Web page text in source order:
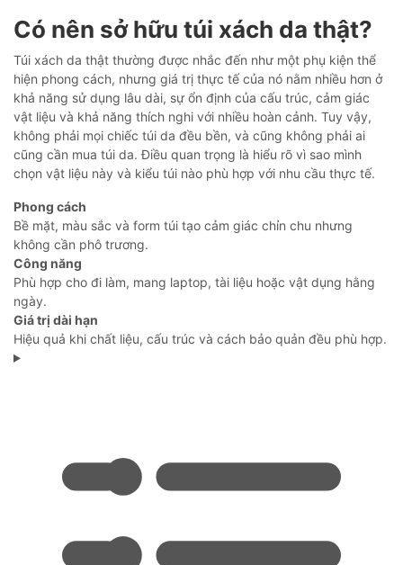
Có nên sở hữu túi xách da thật?
Túi xách da thật thường được nhắc đến như một phụ kiện thể
hiện phong cách, nhưng giá trị thực tế của nó nằm nhiều hơn ở
khả năng sử dụng lâu dài, sự ổn định của cấu trúc, cảm giác
vật liệu và khả năng thích nghi với nhiều hoàn cảnh. Tuy vậy,
không phải mọi chiếc túi da đều bền, và cũng không phải ai
cũng cần mua túi da. Điều quan trọng là hiểu rõ vì sao mình
chọn vật liệu này và kiểu túi nào phù hợp với nhu cầu thực tế.
Phong cách
Bề mặt, màu sắc và form túi tạo cảm giác chỉn chu nhưng
không cần phô trương.
Công năng
Phù hợp cho đi làm, mang laptop, tài liệu hoặc vật dụng hằng
ngày.
Giá trị dài hạn
Hiệu quả khi chất liệu, cấu trúc và cách bảo quản đều phù hợp.